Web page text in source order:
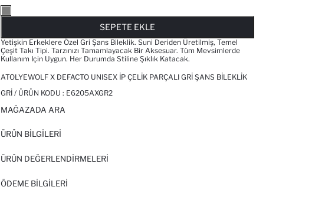
SEPETE EKLE
Yetişkin Erkeklere Özel Gri Şans Bileklik. Suni Deriden Üretilmiş, Temel
Çeşit Takı Tipi. Tarzınızı Tamamlayacak Bir Aksesuar. Tüm Mevsimlerde
Kullanım Için Uygun. Her Durumda Stiline Şıklık Katacak.
ATOLYEWOLF X DEFACTO UNISEX İP ÇELIK PARÇALI GRI ŞANS BILEKLIK
GRI / ÜRÜN KODU : E6205AXGR2
MAĞAZADA ARA
ÜRÜN BILGILERI
ÜRÜN DEĞERLENDİRMELERİ
ÖDEME BİLGİLERİ